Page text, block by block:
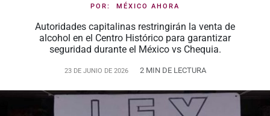
POR: MÉXICO AHORA
Autoridades capitalinas restringirán la venta de
alcohol en el Centro Histórico para garantizar
seguridad durante el México vs Chequia.
23 DE JUNIO DE 2026 2 MIN DE LECTURA